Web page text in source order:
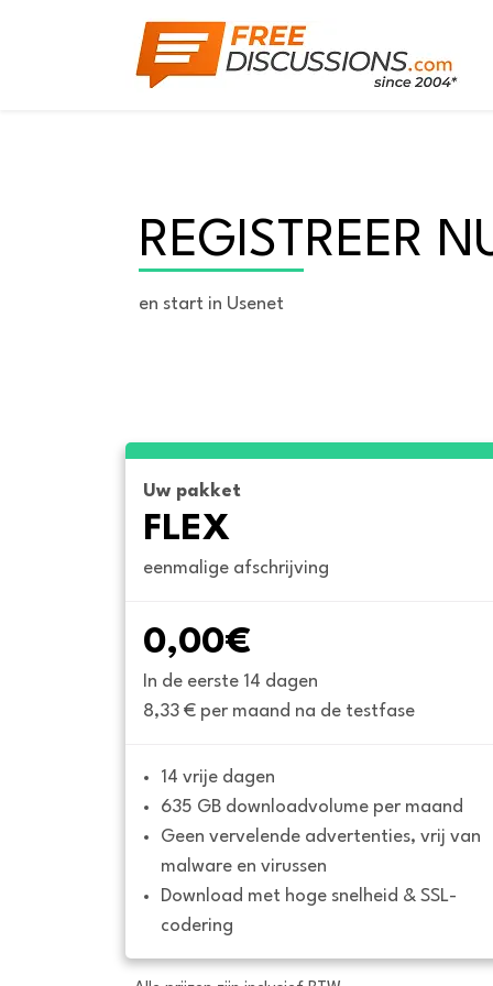
REGISTREER
en start in Usenet
Uw pakket
FLEX
eenmalige afschrijving
0,00€
In de eerste 14 dagen
8,33 € per maand na de testfase
14 vrije dagen
635 GB downloadvolume per maand
Geen vervelende advertenties, vrij van
malware en virussen
Download met hoge snelheid & SSL-
codering